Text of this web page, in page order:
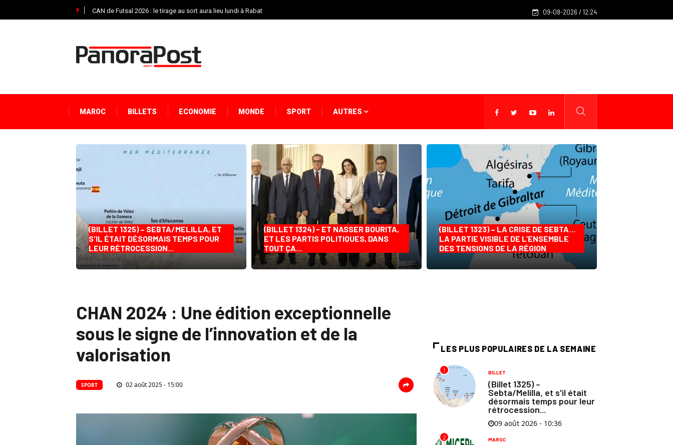
CAN de Futsal 2026 : le tirage au sort aura lieu lundi à Rabat France : un nouveau cadre ouvre la voie aux robots de
09-08-2026 / 12:24
MAROC BILLETS ECONOMIE MONDE SPORT AUTRES
(BILLET 1325) – SEBTA/MELILLA, ET
S'IL ÉTAIT DÉSORMAIS TEMPS POUR
LEUR RÉTROCESSION...
(BILLET 1324) - ET NASSER BOURITA,
ET LES PARTIS POLITIQUES, DANS
TOUT ÇA...
(BILLET 1323) – LA CRISE DE SEBTA…
LA PARTIE VISIBLE DE L’ENSEMBLE
DES TENSIONS DE LA RÉGION
CHAN 2024 : Une édition exceptionnelle
sous le signe de l’innovation et de la
valorisation
SPORT 02 août 2025 - 15:00
LES PLUS POPULAIRES DE LA SEMAINE
1 BILLET
(Billet 1325) –
Sebta/Melilla, et s'il était
désormais temps pour leur
rétrocession...
09 août 2026 - 10:36
2 MAROC